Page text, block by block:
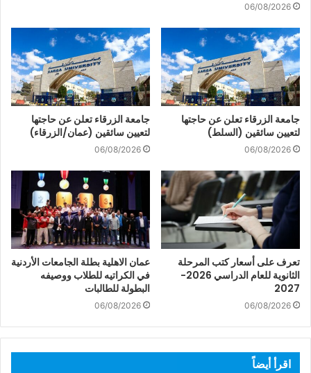
06/08/2026
جامعة الزرقاء تعلن عن حاجتها
لتعيين سائقين (السلط)
06/08/2026
جامعة الزرقاء تعلن عن حاجتها
لتعيين سائقين (عمان/الزرقاء)
06/08/2026
تعرف على أسعار كتب المرحلة
الثانوية للعام الدراسي 2026-
2027
06/08/2026
عمان الاهلية بطلة الجامعات الأردنية
في الكراتيه للطلاب ووصيفه
البطولة للطالبات
06/08/2026
اقرأ أيضاً